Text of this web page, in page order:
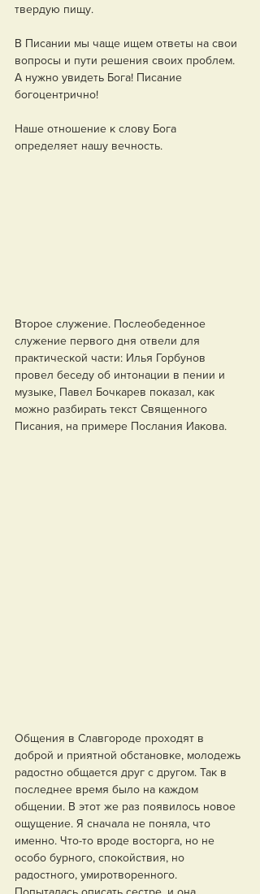
твердую пищу.
В Писании мы чаще ищем ответы на свои
вопросы и пути решения своих проблем.
А нужно увидеть Бога! Писание
богоцентрично!
Наше отношение к слову Бога
определяет нашу вечность.
Второе служение. Послеобеденное
служение первого дня отвели для
практической части: Илья Горбунов
провел беседу об интонации в пении и
музыке, Павел Бочкарев показал, как
можно разбирать текст Священного
Писания, на примере Послания Иакова.
Общения в Славгороде проходят в
доброй и приятной обстановке, молодежь
радостно общается друг с другом. Так в
последнее время было на каждом
общении. В этот же раз появилось новое
ощущение. Я сначала не поняла, что
именно. Что-то вроде восторга, но не
особо бурного, спокойствия, но
радостного, умиротворенного.